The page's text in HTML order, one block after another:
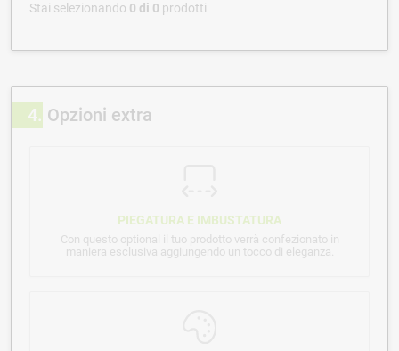
Stai selezionando 0 di 0 prodotti
4 Opzioni extra
PIEGATURA E IMBUSTATURA
Con questo optional il tuo prodotto verrà confezionato in
maniera esclusiva aggiungendo un tocco di eleganza.